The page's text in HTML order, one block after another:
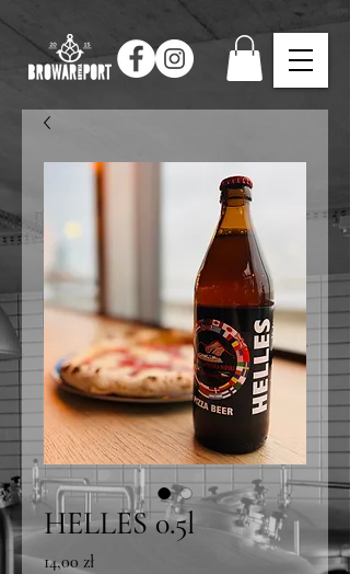
HELLES 0.5l
14,00 złCena